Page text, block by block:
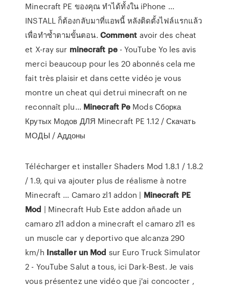
Minecraft PE ของคุณ ทำได้ทั้งใน iPhone ...
INSTALL ก็ต้องกลับมาที่แอพนี้ หลังติดตั้งไฟล์แรกแล้ว
เพื่อทำซ้ำตามขั้นตอน. Comment avoir des cheat
et X-ray sur minecraft pe- YouTube Yo les avis
merci beaucoup pour les 20 abonnés cela me
fait très plaisir et dans cette vidéo je vous
montre un cheat qui detrui minecraft on ne
reconnaît plu... Minecraft Pe ModsСборка
Крутых Модов ДЛЯ Minecraft PE 1.12 / Скачать
МОДЫ / Аддоны
Télécharger et installer Shaders Mod 1.8.1 / 1.8.2
/ 1.9, qui va ajouter plus de réalisme à notre
Minecraft ... Camaro zl1 addon | Minecraft PE
Mod | Minecraft Hub Este addon añade un
camaro zl1 addon a minecraft el camaro zl1 es
un muscle car y deportivo que alcanza 290
km/h Installer un Mod sur Euro Truck Simulator
2 - YouTube Salut a tous, ici Dark-Best. Je vais
vous présentez une vidéo que j'ai concocter ,